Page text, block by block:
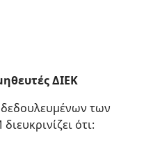
ΔΙΕΚ
των
ότι: